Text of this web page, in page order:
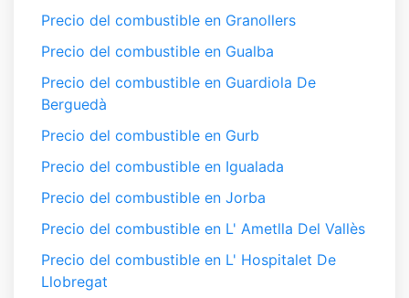
Precio del combustible en Granollers
Precio del combustible en Gualba
Precio del combustible en Guardiola De
Berguedà
Precio del combustible en Gurb
Precio del combustible en Igualada
Precio del combustible en Jorba
Precio del combustible en L' Ametlla Del Vallès
Precio del combustible en L' Hospitalet De
Llobregat